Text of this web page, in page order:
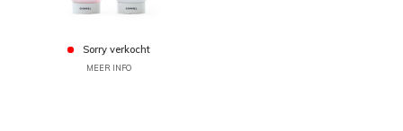
Sorry verkocht
MEER INFO